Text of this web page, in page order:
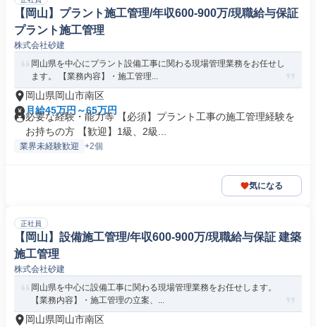
【岡山】プラント施工管理/年収600-900万/現職給与保証
プラント施工管理
株式会社砂建
岡山県を中心にプラント設備工事に関わる現場管理業務をお任せし
ます。 【業務内容】・施工管理...
岡山県岡山市南区
月給45万円～65万円
必要な経験・能力等 【必須】プラント工事の施工管理経験を
お持ちの方 【歓迎】1級、2級...
業界未経験歓迎 +2個
気になる
正社員
【岡山】設備施工管理/年収600-900万/現職給与保証 建築
施工管理
株式会社砂建
岡山県を中心に設備工事に関わる現場管理業務をお任せします。
【業務内容】・施工管理の立案、...
岡山県岡山市南区